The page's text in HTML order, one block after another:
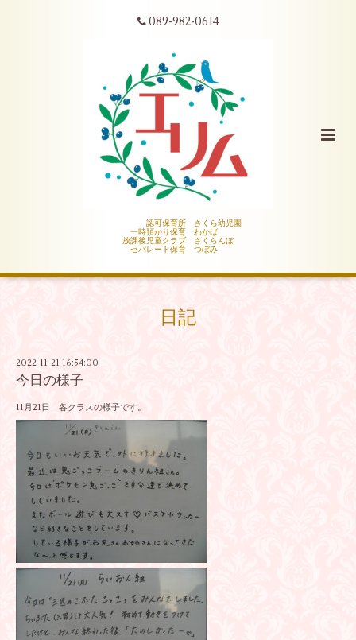
089-982-0614
認可保育所 さくら幼児園
一時預かり保育 わかば
放課後児童クラブ さくらんぼ
セパレート保育 つぼみ
日記
2022-11-21 16:54:00
今日の様子
11月21日 各クラスの様子です。